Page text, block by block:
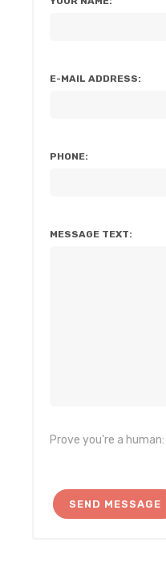
E-MAIL ADDRESS:
PHONE:
MESSAGE TEXT:
Prove you're a human: